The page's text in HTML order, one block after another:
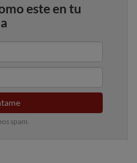
este en tu
spam.